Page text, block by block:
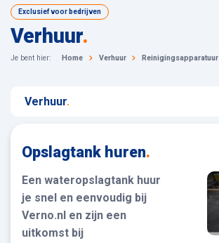
Exclusief voor bedrijven
Verhuur.
Je bent hier: Home Verhuur Reinigingsapparatuur
Verhuur.
Opslagtank huren.
Een wateropslagtank huur
je snel en eenvoudig bij
Verno.nl en zijn een
uitkomst bij